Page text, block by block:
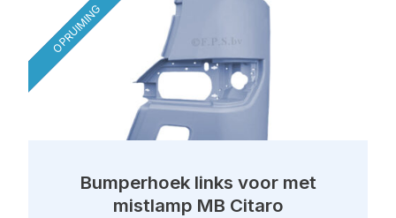
OPRUIMING
Bumperhoek links voor met
mistlamp MB Citaro